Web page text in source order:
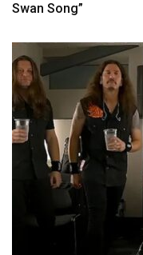
Swan Song”